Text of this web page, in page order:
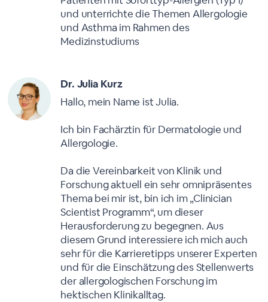
und unterrichte die Themen Allergologie
und Asthma im Rahmen des
Medizinstudiums
Dr. Julia Kurz
Hallo, mein Name ist Julia.
Ich bin Fachärztin für Dermatologie und
Allergologie.
Da die Vereinbarkeit von Klinik und
Forschung aktuell ein sehr omnipräsentes
Thema bei mir ist, bin ich im „Clinician
Scientist Programm“, um dieser
Herausforderung zu begegnen. Aus
diesem Grund interessiere ich mich auch
sehr für die Karrieretipps unserer Experten
und für die Einschätzung des Stellenwerts
der allergologischen Forschung im
hektischen Klinikalltag.